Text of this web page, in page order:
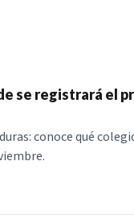
se registrará el
conoce qué